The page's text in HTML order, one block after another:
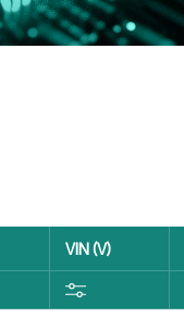
VIN (V)